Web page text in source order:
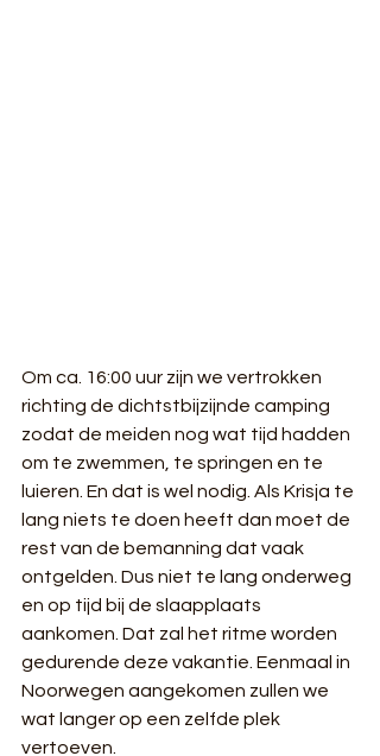
Om ca. 16:00 uur zijn we vertrokken
richting de dichtstbijzijnde camping
zodat de meiden nog wat tijd hadden
om te zwemmen, te springen en te
luieren. En dat is wel nodig. Als Krisja te
lang niets te doen heeft dan moet de
rest van de bemanning dat vaak
ontgelden. Dus niet te lang onderweg
en op tijd bij de slaapplaats
aankomen. Dat zal het ritme worden
gedurende deze vakantie. Eenmaal in
Noorwegen aangekomen zullen we
wat langer op een zelfde plek
vertoeven.